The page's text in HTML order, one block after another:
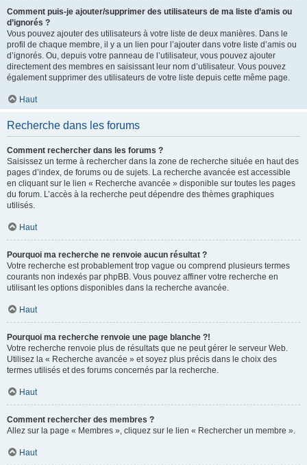
Comment puis-je ajouter/supprimer des utilisateurs de ma liste d’amis ou
d’ignorés ?
Vous pouvez ajouter des utilisateurs à votre liste de deux manières. Dans le
profil de chaque membre, il y a un lien pour l’ajouter dans votre liste d’amis ou
d’ignorés. Ou, depuis votre panneau de l’utilisateur, vous pouvez ajouter
directement des membres en saisissant leur nom d’utilisateur. Vous pouvez
également supprimer des utilisateurs de votre liste depuis cette même page.
Haut
Recherche dans les forums
Comment rechercher dans les forums ?
Saisissez un terme à rechercher dans la zone de recherche située en haut des
pages d’index, de forums ou de sujets. La recherche avancée est accessible
en cliquant sur le lien « Recherche avancée » disponible sur toutes les pages
du forum. L’accès à la recherche peut dépendre des thèmes graphiques
utilisés.
Haut
Pourquoi ma recherche ne renvoie aucun résultat ?
Votre recherche est probablement trop vague ou comprend plusieurs termes
courants non indexés par phpBB. Vous pouvez affiner votre recherche en
utilisant les options disponibles dans la recherche avancée.
Haut
Pourquoi ma recherche renvoie une page blanche ?!
Votre recherche renvoie plus de résultats que ne peut gérer le serveur Web.
Utilisez la « Recherche avancée » et soyez plus précis dans le choix des
termes utilisés et des forums concernés par la recherche.
Haut
Comment rechercher des membres ?
Allez sur la page « Membres », cliquez sur le lien « Rechercher un membre ».
Haut